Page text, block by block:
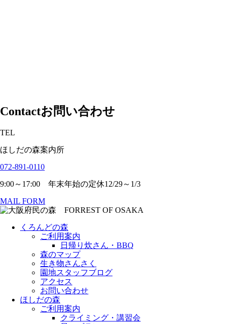
Contactお問い合わせ
TEL
ほしだの森案内所
072-891-0110
9:00～17:00 年末年始の定休12/29～1/3
MAIL FORM
くろんどの森
ご利用案内
日帰り炊さん・BBQ
森のマップ
生き物さんさく
園地スタッフブログ
アクセス
お問い合わせ
ほしだの森
ご利用案内
クライミング・講習会